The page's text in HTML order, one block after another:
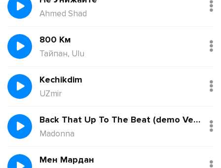
Ahmed Shad
800 Км
Тайпан, Ulu
Kechikdim
UZmir
Back That Up To The Beat (demo Version)
Madonna
Мен Мардан